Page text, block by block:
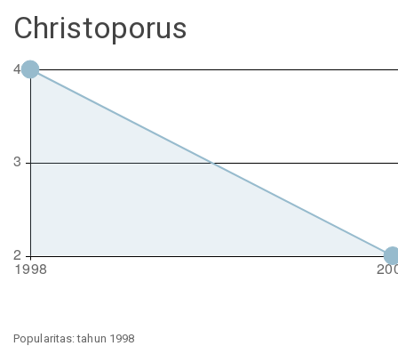
Nurhilman
Pathin Muhalis
Christoporus
Popularitas: tahun 1998